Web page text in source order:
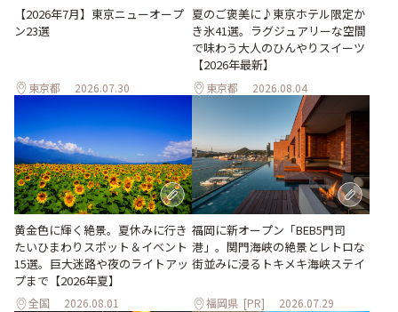
【2026年7月】東京ニューオープ
ン23選
東京都 2026.07.30
夏のご褒美に♪東京ホテル限定か
き氷41選。ラグジュアリーな空間
で味わう大人のひんやりスイーツ
【2026年最新】
東京都 2026.08.04
黄金色に輝く絶景。夏休みに行き
たいひまわりスポット＆イベント
15選。巨大迷路や夜のライトアッ
プまで【2026年夏】
全国 2026.08.01
福岡に新オープン「BEB5門司
港」。関門海峡の絶景とレトロな
街並みに浸るトキメキ海峡ステイ
福岡県 [PR] 2026.07.29